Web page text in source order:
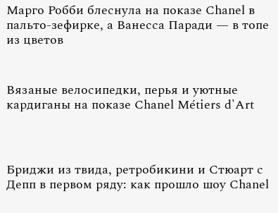
Марго Робби блеснула на показе Chanel в
пальто-зефирке, а Ванесса Паради — в топе
из цветов
Вязаные велосипедки, перья и уютные
кардиганы на показе Chanel Métiers d'Art
Бриджи из твида, ретробикини и Стюарт с
Депп в первом ряду: как прошло шоу Chanel